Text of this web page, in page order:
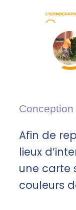
Conception
Afin de
lieux
une carte
couleurs